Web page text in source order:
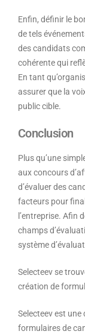
Enfin, définir le
de tels
des candidats
cohérente qui
En tant
assurer que la
public cible.
Conclusion
Plus qu’une
aux concours
d’évaluer des
facteurs pour
l’entreprise. Afin
champs
système
Selecteev se
création de
Selecteev est
formulaires de